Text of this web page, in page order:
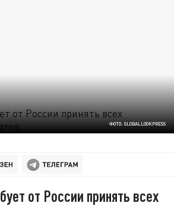
ФОТО: GLOBALLOOKPRESS
от России принять всех